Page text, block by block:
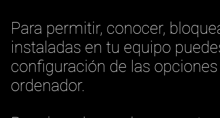
Para permitir, conocer,
instaladas en tu equipo
configuración de las
ordenador.